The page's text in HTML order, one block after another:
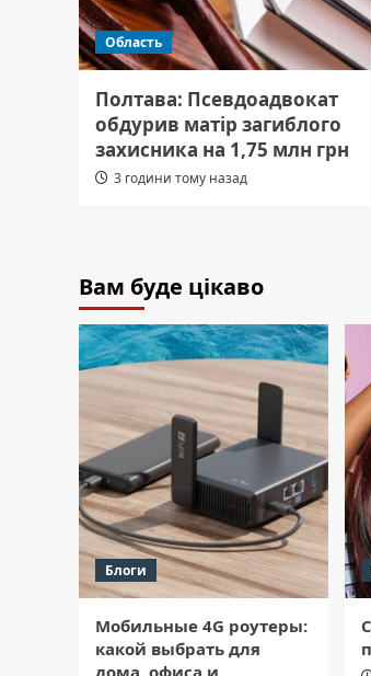
Область
Полтава: Псевдоадвокат
обдурив матір загиблого
захисника на 1,75 млн грн
3 години тому назад
Вам буде цікаво
Блоги
Мобильные 4G роутеры:
какой выбрать для